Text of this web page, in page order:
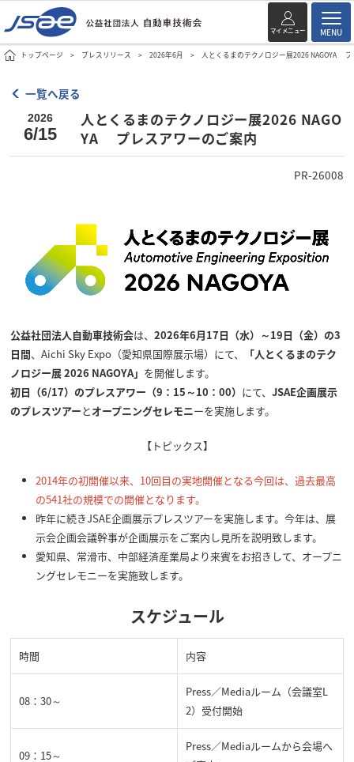
マイメニュー MENU
トップページ プレスリリース 2026年6月 人とくるまのテクノロジー展2026 NAGOYA
一覧へ戻る
人とくるまのテクノロジー展2026 NAGO
YA プレスアワーのご案内
2026
6/15
PR-26008
公益社団法人自動車技術会は、 2026年6月17日（水）～19日（金）の3
日間、Aichi Sky Expo（愛知県国際展示場）にて、
「人とくるまのテク
ノロジー展 2026 NAGOYA」 を開催します。
初日（6/17）のプレスアワー（9：15～10：00） にて、 JSAE企画展示
のプレスツアーとオープニングセレモニーを実施します。
【トピックス】
2014年の初開催以来、10回目の実地開催となる今回は、過去最高
の541社の規模での開催となります。
昨年に続きJSAE企画展示プレスツアーを実施します。今年は、展
示会企画会議幹事が企画展示をご案内し見所を説明致します。
愛知県、常滑市、中部経済産業局より来賓をお招きして、オープニ
ングセレモニーを実施致します。
スケジュール
時間 内容
08：30～
Press／Mediaルーム（会議室L
2）受付開始
09：15～
Press／Mediaルームから会場へ